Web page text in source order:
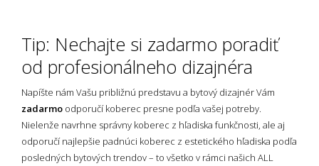
Tip: Nechajte si zadarmo poradiť
od profesionálneho dizajnéra
Napíšte nám Vašu približnú predstavu a bytový dizajnér Vám
zadarmo odporučí koberec presne podľa vašej potreby.
Nielenže navrhne správny koberec z hľadiska funkčnosti, ale aj
odporučí najlepšie padnúci koberec z estetického hľadiska podľa
posledných bytových trendov – to všetko v rámci našich ALL